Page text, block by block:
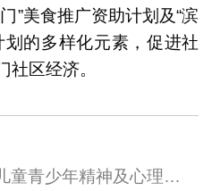
”美食推广资助计划及“滨
的多样化元素，促进社
社区经济。
童青少年精神及心理健